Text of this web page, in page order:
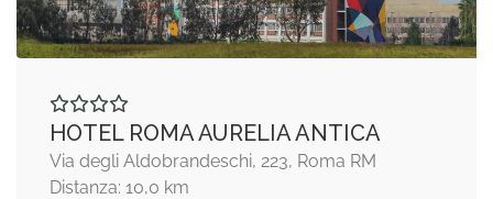
HOTEL ROMA AURELIA ANTICA
Via degli Aldobrandeschi, 223, Roma RM
Distanza: 10,0 km